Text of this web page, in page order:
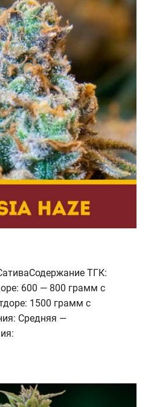
ТГК:
600 — 800 грамм с
1500 грамм с
Средняя —